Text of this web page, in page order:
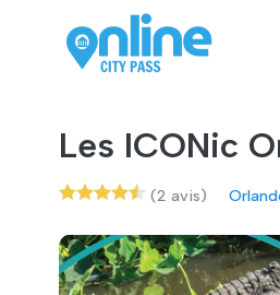
Les ICONic
(2 avis)